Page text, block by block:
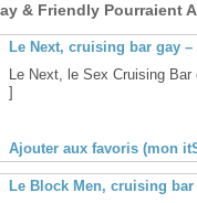
& Friendly Pourraient
Le Next, cruising bar gay –
Le Next, le Sex Cruising
]
Ajouter aux favoris (mon
Le Block Men, cruising bar